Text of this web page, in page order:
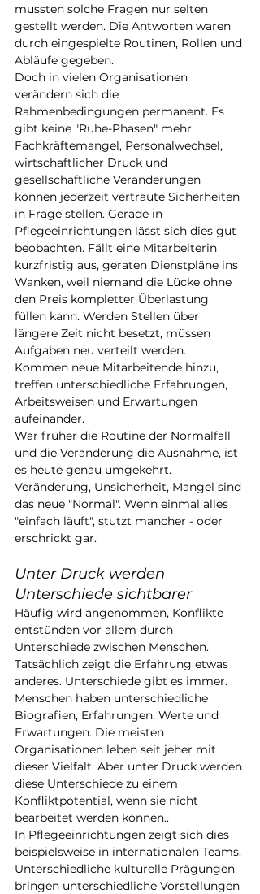
mussten solche Fragen nur selten
gestellt werden. Die Antworten waren
durch eingespielte Routinen, Rollen und
Abläufe gegeben.
Doch in vielen Organisationen
verändern sich die
Rahmenbedingungen permanent. Es
gibt keine "Ruhe-Phasen" mehr.
Fachkräftemangel, Personalwechsel,
wirtschaftlicher Druck und
gesellschaftliche Veränderungen
können jederzeit vertraute Sicherheiten
in Frage stellen. Gerade in
Pflegeeinrichtungen lässt sich dies gut
beobachten. Fällt eine Mitarbeiterin
kurzfristig aus, geraten Dienstpläne ins
Wanken, weil niemand die Lücke ohne
den Preis kompletter Überlastung
füllen kann. Werden Stellen über
längere Zeit nicht besetzt, müssen
Aufgaben neu verteilt werden.
Kommen neue Mitarbeitende hinzu,
treffen unterschiedliche Erfahrungen,
Arbeitsweisen und Erwartungen
aufeinander.
War früher die Routine der Normalfall
und die Veränderung die Ausnahme, ist
es heute genau umgekehrt.
Veränderung, Unsicherheit, Mangel sind
das neue "Normal". Wenn einmal alles
"einfach läuft", stutzt mancher - oder
erschrickt gar.
Unter Druck werden
Unterschiede sichtbarer
Häufig wird angenommen, Konflikte
entstünden vor allem durch
Unterschiede zwischen Menschen.
Tatsächlich zeigt die Erfahrung etwas
anderes. Unterschiede gibt es immer.
Menschen haben unterschiedliche
Biografien, Erfahrungen, Werte und
Erwartungen. Die meisten
Organisationen leben seit jeher mit
dieser Vielfalt. Aber unter Druck werden
diese Unterschiede zu einem
Konfliktpotential, wenn sie nicht
bearbeitet werden können..
In Pflegeeinrichtungen zeigt sich dies
beispielsweise in internationalen Teams.
Unterschiedliche kulturelle Prägungen
bringen unterschiedliche Vorstellungen